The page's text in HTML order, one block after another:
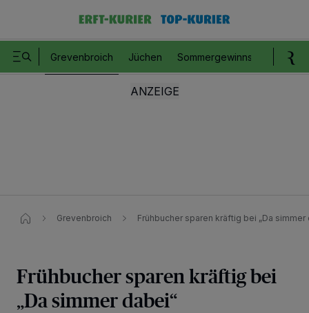
Grevenbroich Jüchen Sommergewinnspiel
Grevenbroich Frühbucher sparen kräftig bei „Da simmer
Frühbucher sparen kräftig bei
„Da simmer dabei“